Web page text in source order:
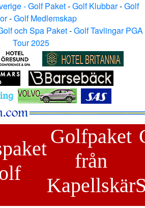
- Golf Paket-Golf Klubbar-Golf
-Golf Medlemskap
och Spa Paket-Golf Tavlingar PGA
Tour 2025
Golfpaket
från
Kapellskär